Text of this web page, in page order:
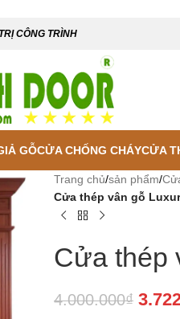
CÔNG TRÌNH
GỖCỬA CHỐNG CHÁYCỬA
Trang chủ/sản phẩm/
Cửa thép vân gỗ
Cửa thép
4.000.000₫